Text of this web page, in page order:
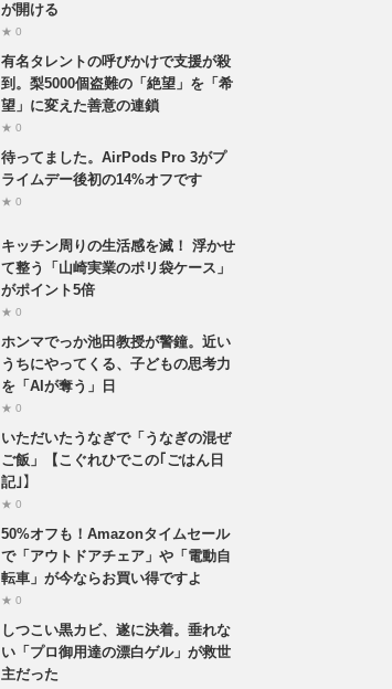
が開ける
★ 0
有名タレントの呼びかけで支援が殺
到。梨5000個盗難の「絶望」を「希
望」に変えた善意の連鎖
★ 0
待ってました。AirPods Pro 3がプ
ライムデー後初の14%オフです
★ 0
キッチン周りの生活感を滅！ 浮かせ
て整う「山崎実業のポリ袋ケース」
がポイント5倍
★ 0
ホンマでっか池田教授が警鐘。近い
うちにやってくる、子どもの思考力
を「AIが奪う」日
★ 0
いただいたうなぎで「うなぎの混ぜ
ご飯」【こぐれひでこの｢ごはん日
記｣】
★ 0
50%オフも！Amazonタイムセール
で「アウトドアチェア」や「電動自
転車」が今ならお買い得ですよ
★ 0
しつこい黒カビ、遂に決着。垂れな
い「プロ御用達の漂白ゲル」が救世
主だった